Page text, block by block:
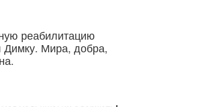
реабилитацию
Димку. Мира, добра,